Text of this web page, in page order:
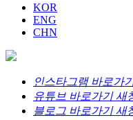
KOR
ENG
CHN
인스타그램 바로가
유튜브 바로가기 새
블로그 바로가기 새